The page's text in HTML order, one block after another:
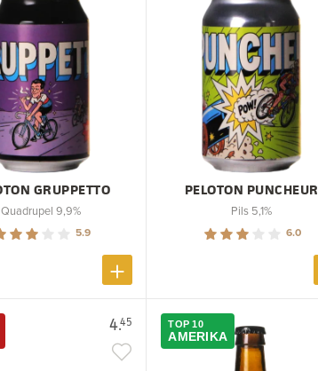
GRUPPETTO
Quadrupel 9,9%
5.9
PELOTON PUNCHEUR
Pils 5,1%
6.0
4.45 TOP 10
AMERIKA